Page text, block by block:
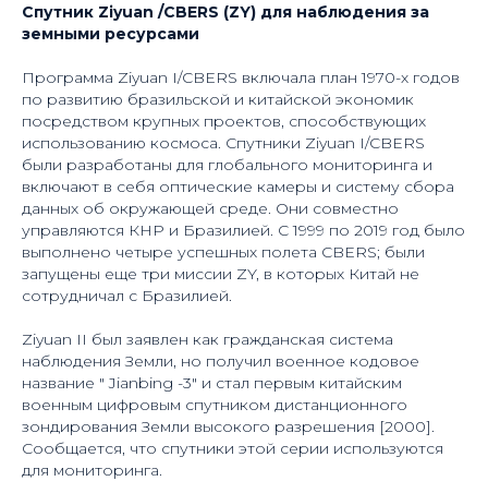
Спутник Ziyuan /CBERS (ZY) для наблюдения за
земными ресурсами
Программа Ziyuan I/CBERS включала план 1970-х годов
по развитию бразильской и китайской экономик
посредством крупных проектов, способствующих
использованию космоса. Спутники Ziyuan I/CBERS
были разработаны для глобального мониторинга и
включают в себя оптические камеры и систему сбора
данных об окружающей среде. Они совместно
управляются КНР и Бразилией. С 1999 по 2019 год было
выполнено четыре успешных полета CBERS; были
запущены еще три миссии ZY, в которых Китай не
сотрудничал с Бразилией.
Ziyuan II был заявлен как гражданская система
наблюдения Земли, но получил военное кодовое
название " Jianbing -3" и стал первым китайским
военным цифровым спутником дистанционного
зондирования Земли высокого разрешения [2000].
Сообщается, что спутники этой серии используются
для мониторинга.